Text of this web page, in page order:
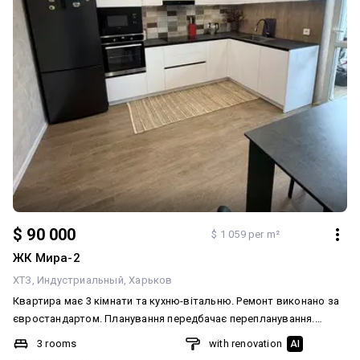
$ 90 000 $ 1 059 per m²
ЖК Мира-2
ХТЗ Индустриальный Харьков
Квартира має 3 кімнати та кухню-вітальню. Ремонт виконано за
євростандартом. Планування передбачає перепланування.
Система опалення централізована. В квартирі встановлено
бойлер з віддаленим керуванням. Також є підігрів підлоги у
3 rooms
with renovation AI